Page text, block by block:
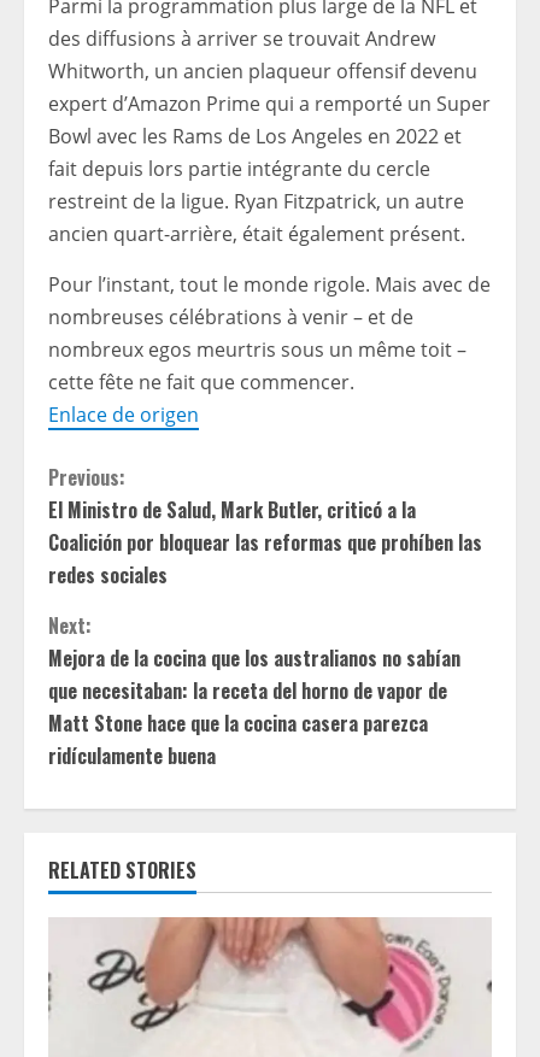
Parmi la programmation plus large de la NFL et
des diffusions à arriver se trouvait Andrew
Whitworth, un ancien plaqueur offensif devenu
expert d’Amazon Prime qui a remporté un Super
Bowl avec les Rams de Los Angeles en 2022 et
fait depuis lors partie intégrante du cercle
restreint de la ligue. Ryan Fitzpatrick, un autre
ancien quart-arrière, était également présent.
Pour l’instant, tout le monde rigole. Mais avec de
nombreuses célébrations à venir – et de
nombreux egos meurtris sous un même toit –
cette fête ne fait que commencer.
Enlace de origen
C
o
n
t
i
n
R
a
Previous:
El Ministro de Salud, Mark Butler, criticó a la
Coalición por bloquear las reformas que prohíben las
redes sociales
Next:
Mejora de la cocina que los australianos no sabían
que necesitaban: la receta del horno de vapor de
Matt Stone hace que la cocina casera parezca
ridículamente buena
RELATED STORIES